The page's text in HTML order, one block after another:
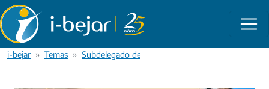
Pasar al contenido principal
i-bejar Temas Subdelegado del Gobierno